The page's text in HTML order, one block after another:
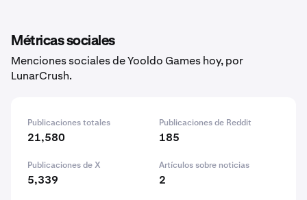
Métricas sociales
Menciones sociales de Yooldo Games hoy, por
LunarCrush.
Publicaciones totales
21,580
Publicaciones de Reddit
185
Publicaciones de X
5,339
Artículos sobre noticias
2